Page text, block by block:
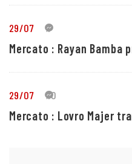
29/07 1
Mercato : Rayan Bamba
29/07 10
Mercato : Lovro Majer